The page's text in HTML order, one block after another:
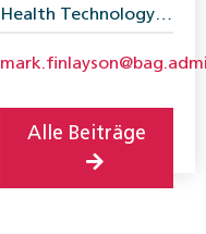
Health Technology
Bundesamt für
Alle Beiträge